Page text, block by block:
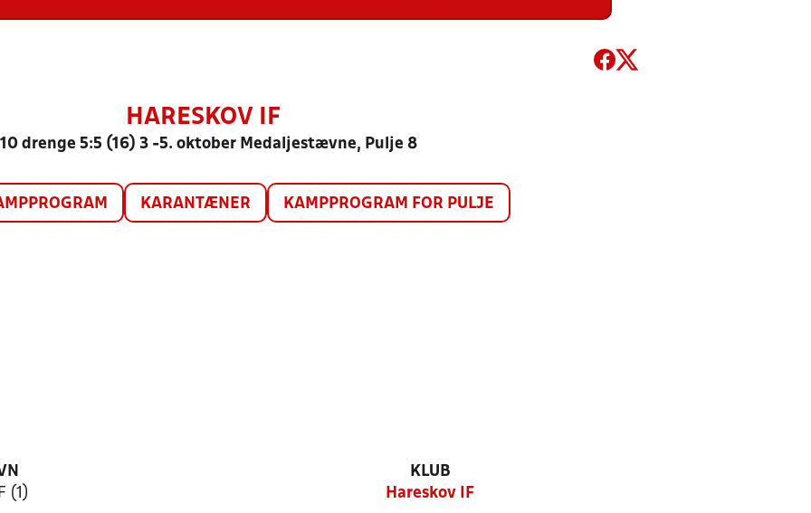
HARESKOV IF
drenge 5:5 (16) 3 -5. oktober Medaljestævne, Pulje 8
KARANTÆNER KAMPPROGRAM FOR PULJE
(1)
KLUB
Hareskov IF